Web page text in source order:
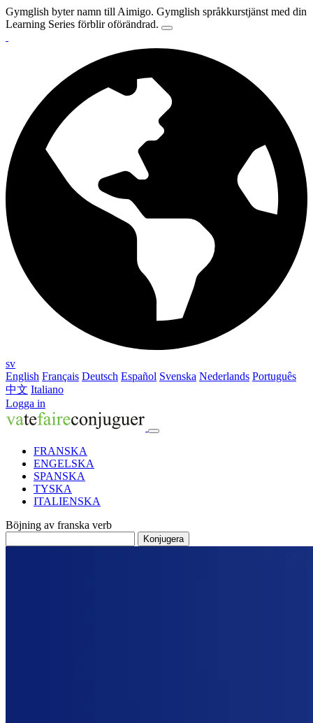
Gymglish byter namn till Aimigo. Gymglish språkkurstjänst med din
Learning Series förblir oförändrad.
sv
English Français Deutsch Español Svenska Nederlands Português
中文 Italiano
Logga in
FRANSKA
ENGELSKA
SPANSKA
TYSKA
ITALIENSKA
Böjning av franska verb